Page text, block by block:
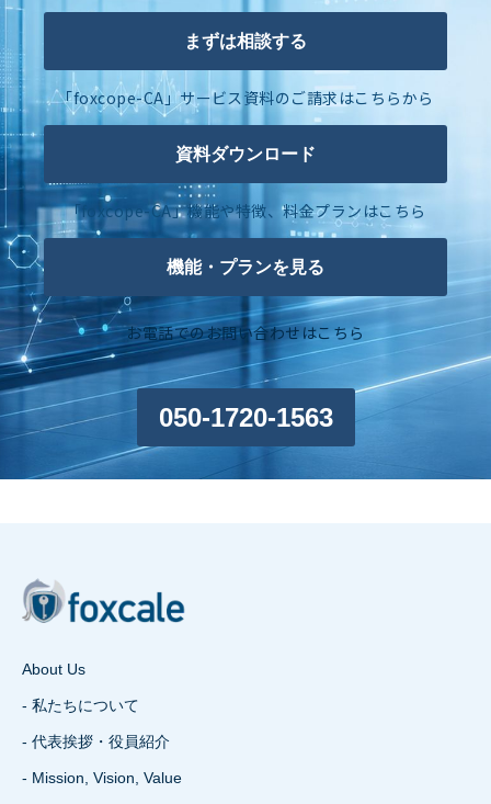
まずは相談する
「foxcope-CA」サービス資料のご請求はこちらから
資料ダウンロード
「foxcope-CA」機能や特徴、料金プランはこちら
機能・プランを見る
お電話でのお問い合わせはこちら
050-1720-1563
About Us
- 私たちについて
- 代表挨拶・役員紹介
- Mission, Vision, Value